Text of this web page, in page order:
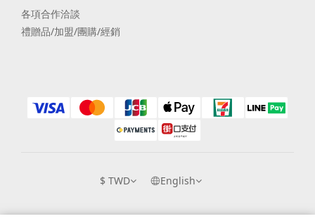
各項合作洽談
禮贈品/加盟/團購/經銷
$ TWD English